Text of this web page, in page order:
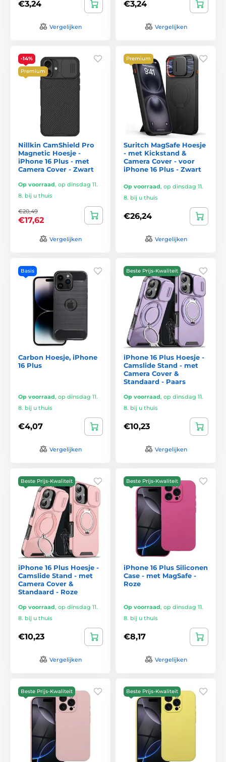
€3,24
Vergelijken
€3,24
Vergelijken
-14%
Premium
Nillkin CamShield Pro
Magnetic Hoesje -
iPhone 16 Plus - met
Camera Cover - Zwart
Op voorraad, op dinsdag 11.
8. bij u thuis
€20,49
€17,62
Vergelijken
Premium
Suritch MagSafe Hoesje
- met Kickstand &
Camera Cover - voor
iPhone 16 Plus - Zwart
Op voorraad, op dinsdag 11.
8. bij u thuis
€26,24
Vergelijken
Basis
Carbon Hoesje, iPhone
16 Plus
Op voorraad, op dinsdag 11.
8. bij u thuis
€4,07
Vergelijken
Beste Prijs-Kwaliteit
iPhone 16 Plus Hoesje -
Camslide Stand - met
Camera Cover &
Standaard - Paars
Op voorraad, op dinsdag 11.
8. bij u thuis
€10,23
Vergelijken
Beste Prijs-Kwaliteit
iPhone 16 Plus Hoesje -
Camslide Stand - met
Camera Cover &
Standaard - Roze
Op voorraad, op dinsdag 11.
8. bij u thuis
€10,23
Vergelijken
Beste Prijs-Kwaliteit
iPhone 16 Plus Siliconen
Case - met MagSafe -
Roze
Op voorraad, op dinsdag 11.
8. bij u thuis
€8,17
Vergelijken
Beste Prijs-Kwaliteit Beste Prijs-Kwaliteit